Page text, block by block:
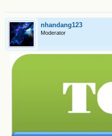
nhandang123
Moderator